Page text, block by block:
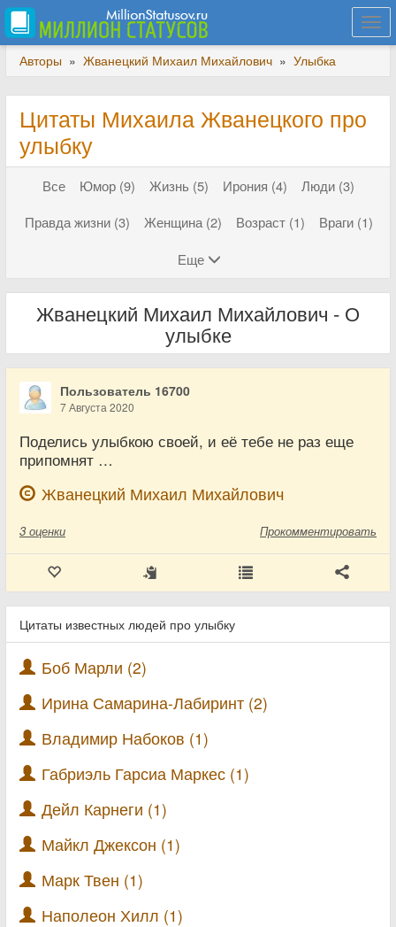
Авторы » Жванецкий Михаил Михайлович » Улыбка
Цитаты Михаила Жванецкого про
улыбку
Все Юмор (9) Жизнь (5) Ирония (4)
Люди (3)
Правда жизни (3)
Женщина (2) Возраст (1)
Враги (1)
Еще
Жванецкий Михаил Михайлович - О
улыбке
Пользователь 16700
7 Августа 2020
Поделись улыбкою своей, и её тебе не раз еще
припомнят …
Жванецкий Михаил Михайлович
3 оценки Прокомментировать
Цитаты известных людей про улыбку
Боб Марли (2)
Ирина Самарина-Лабиринт (2)
Владимир Набоков (1)
Габриэль Гарсиа Маркес (1)
Дейл Карнеги (1)
Майкл Джексон (1)
Марк Твен (1)
Наполеон Хилл (1)